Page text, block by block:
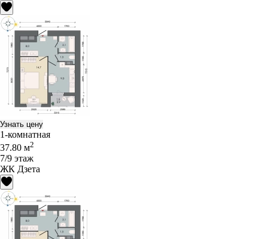
Узнать цену
1-комнатная
37.80 м2
7/9 этаж
ЖК Дзета